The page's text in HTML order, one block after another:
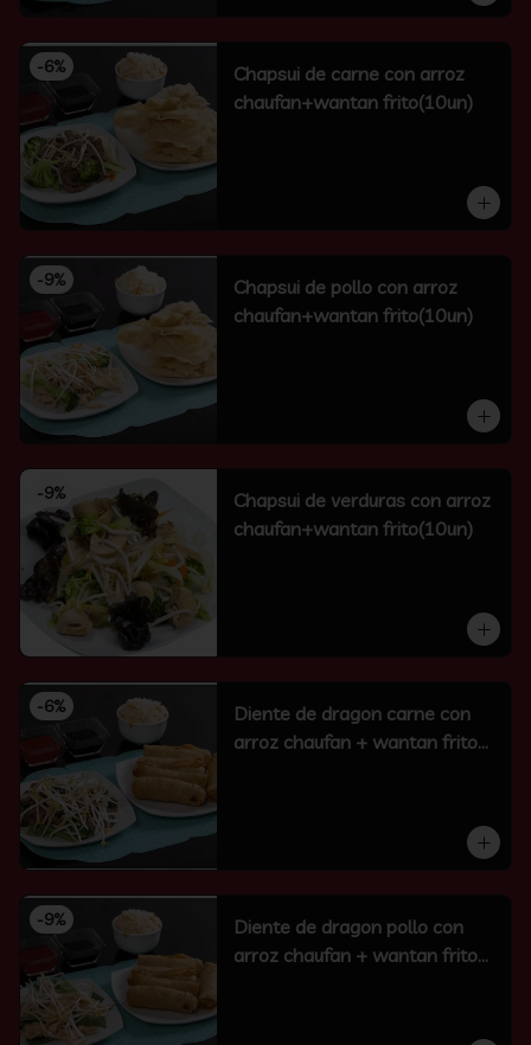
-6%
Chapsui de carne con arroz
chaufan+wantan frito(10un)
-9%
Chapsui de pollo con arroz
chaufan+wantan frito(10un)
-9%
Chapsui de verduras con arroz
chaufan+wantan frito(10un)
-6%
Diente de dragon carne con
arroz chaufan + wantan frito
-9%
Diente de dragon pollo con
arroz chaufan + wantan frito